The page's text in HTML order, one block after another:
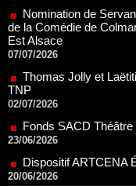
Thomas Jolly et
TNP
02/07/2026
Fonds SACD Théâtre
23/06/2026
Dispositif ARTCENA
20/06/2026
Le palmarès des prix
18/06/2026
Les 10 lauréats du
SACD